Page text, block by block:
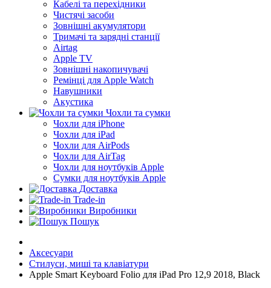
Кабелі та перехідники
Чистячі засоби
Зовнішні акумулятори
Тримачі та зарядні станції
Airtag
Apple TV
Зовнішні накопичувачі
Ремінці для Apple Watch
Навушники
Акустика
Чохли та сумки
Чохли для iPhone
Чохли для iPad
Чохли для AirPods
Чохли для AirTag
Чохли для ноутбуків Apple
Сумки для ноутбуків Apple
Доставка
Trade-in
Виробники
Пошук
Аксесуари
Стилуси, миші та клавіатури
Apple Smart Keyboard Folio для iPad Pro 12,9 2018, Black